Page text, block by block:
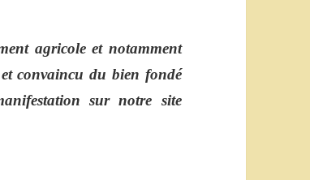
agricole et notamment
convaincu du bien fondé
sur notre site